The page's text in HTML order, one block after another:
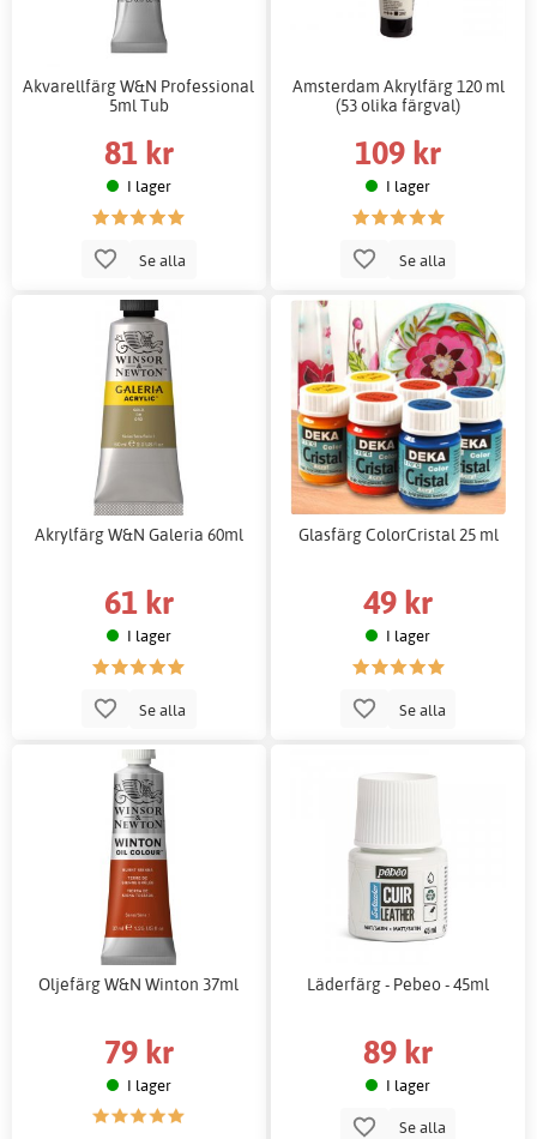
Akvarellfärg W&N Professional
5ml Tub
81 kr
I lager
Se alla
Amsterdam Akrylfärg 120 ml
(53 olika färgval)
109 kr
I lager
Se alla
Akrylfärg W&N Galeria 60ml
61 kr
I lager
Se alla
Glasfärg ColorCristal 25 ml
49 kr
I lager
Se alla
Oljefärg W&N Winton 37ml
79 kr
I lager
Läderfärg - Pebeo - 45ml
89 kr
I lager
Se alla